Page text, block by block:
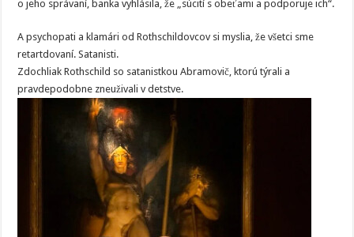
o jeho správaní, banka vyhlásila, že „súcití s obeťami a podporuje ich“.
A psychopati a klamári od Rothschildovcov si myslia, že všetci sme
retartdovaní. Satanisti.
Zdochliak Rothschild so satanistkou Abramovič, ktorú týrali a
pravdepodobne zneuživali v detstve.